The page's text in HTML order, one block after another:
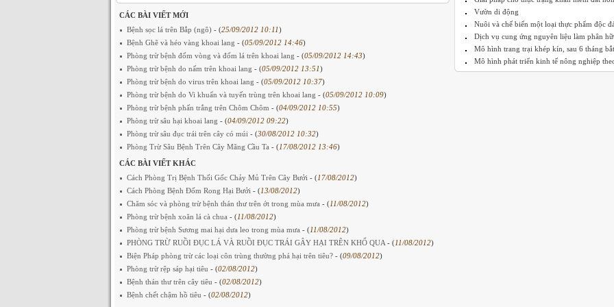
CÁC BÀI VIẾT MỚI
Bệnh sọc lá trên Bắp (ngô) - (25/09/2012 10:11)
Bệnh Ghẽ và héo vàng khoai lang - (05/09/2012 14:46)
Phòng trừ bệnh đốm vòng và đốm lá trên khoai lang - (05/09/2012 14:43)
Phòng trừ bệnh do nấm trên khoai lang - (05/09/2012 13:51)
Phòng trừ bệnh do virus trên khoai lang - (05/09/2012 10:37)
Phòng trừ bệnh do Vi khuẩn và tuyến trùng trên khoai lang - (05/09/2012 10:09)
Phòng trừ bệnh phấn trắng trên Chôm Chôm - (04/09/2012 10:55)
Phòng trừ sâu hại khoai lang - (04/09/2012 09:22)
Phòng trừ sâu đục trái trên cây có múi - (30/08/2012 10:32)
Phòng Trừ Sâu Bệnh Trên Cây Mãng Cầu Ta - (17/08/2012 13:46)
CÁC BÀI VIẾT KHÁC
Cách Phòng Trị Bệnh Thối Gốc Chảy Mủ Trên Cây Bưởi - (17/08/2012)
Cách Phòng Bệnh Đốm Rong Hại Bưởi - (13/08/2012)
Chăm sóc và phòng trừ bệnh thán thư trên ớt trong mùa mưa - (11/08/2012)
Phòng trừ bệnh xoăn lá cà chua - (11/08/2012)
Phòng trừ bệnh Sương mai hại dưa leo trong mùa mưa - (11/08/2012)
PHÒNG TRỪ RUỒI ĐỤC LÁ VÀ RUỒI ĐỤC TRÁI GÂY HẠI TRÊN KHỔ QUA - (11/08/2012)
Biện Pháp phòng trừ các loại côn trùng thường phá hại trên tiêu? - (09/08/2012)
Phòng trừ rệp sáp hại tiêu - (02/08/2012)
Bệnh thán thư trên cây tiêu - (02/08/2012)
Bệnh chết chậm hồ tiêu - (02/08/2012)
Vườn di động
Nuôi và chế biến một loại thực phẩm độc
Dịch vụ cung ứng nguyên liệu làm phân
Mô hình trang trại khép kín, sau 6 tháng bắt
Mô hình phát triển kinh tế nông nghiệp